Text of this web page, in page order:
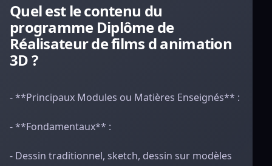
Quel est le contenu du
programme Diplôme de
Réalisateur de films d animation
3D ?
- **Principaux Modules ou Matières Enseignés** :
- **Fondamentaux** :
- Dessin traditionnel, sketch, dessin sur modèles